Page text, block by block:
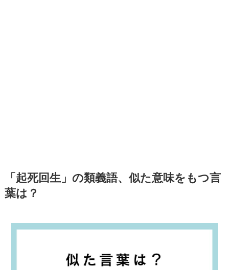
「起死回生」の類義語、似た意味をもつ言
葉は？